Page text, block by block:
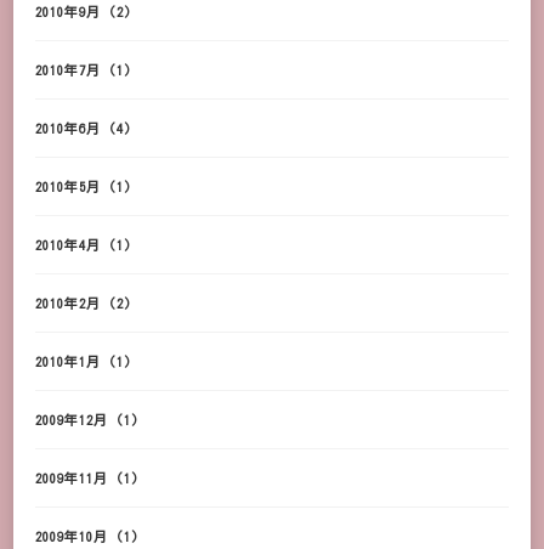
2010年9月 (2)
2010年7月 (1)
2010年6月 (4)
2010年5月 (1)
2010年4月 (1)
2010年2月 (2)
2010年1月 (1)
2009年12月 (1)
2009年11月 (1)
2009年10月 (1)